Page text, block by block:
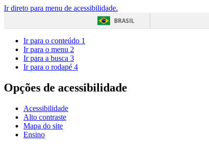
Ir direto para menu de acessibilidade.
BRASIL
Ir para o conteúdo 1
Ir para o menu 2
Ir para a busca 3
Ir para o rodapé 4
Opções de acessibilidade
Acessibilidade
Alto contraste
Mapa do site
Ensino